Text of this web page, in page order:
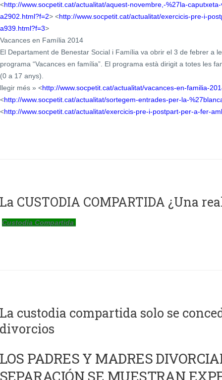
<http://www.socpetit.cat/actualitat/aquest-novembre,-%27la-
a2902.html?f=2> <http://www.socpetit.cat/actualitat/exercicis-pre-i-
a939.html?f=3>
Vacances en Família 2014
El Departament de Benestar Social i Família va obrir el 3 de febrer a
programa “Vacances en família”. El programa està dirigit a totes les
(0 a 17 anys).
llegir més » <http://www.socpetit.cat/actualitat/vacances-en-familia-
<http://www.socpetit.cat/actualitat/sortegem-entrades-per-la-
<http://www.socpetit.cat/actualitat/exercicis-pre-i-postpart-per-a-fer-
Custodia Compartida
custodia compartida solo se
PADRES Y MADRES
SE MUESTRAN